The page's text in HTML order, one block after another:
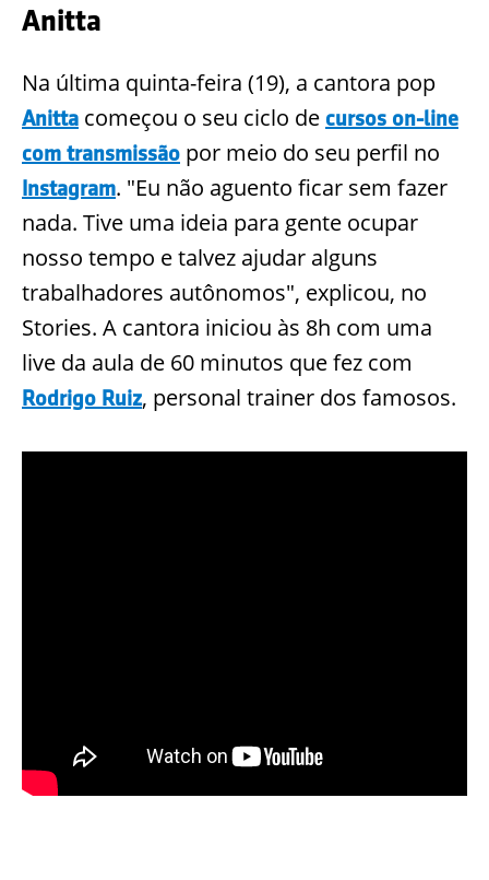
Anitta
Na última quinta-feira (19), a cantora pop
Anitta começou o seu ciclo de cursos on-line
com transmissão por meio do seu perfil no
Instagram. "Eu não aguento ficar sem fazer
nada. Tive uma ideia para gente ocupar
nosso tempo e talvez ajudar alguns
trabalhadores autônomos", explicou, no
Stories. A cantora iniciou às 8h com uma
live da aula de 60 minutos que fez com
Rodrigo Ruiz, personal trainer dos famosos.